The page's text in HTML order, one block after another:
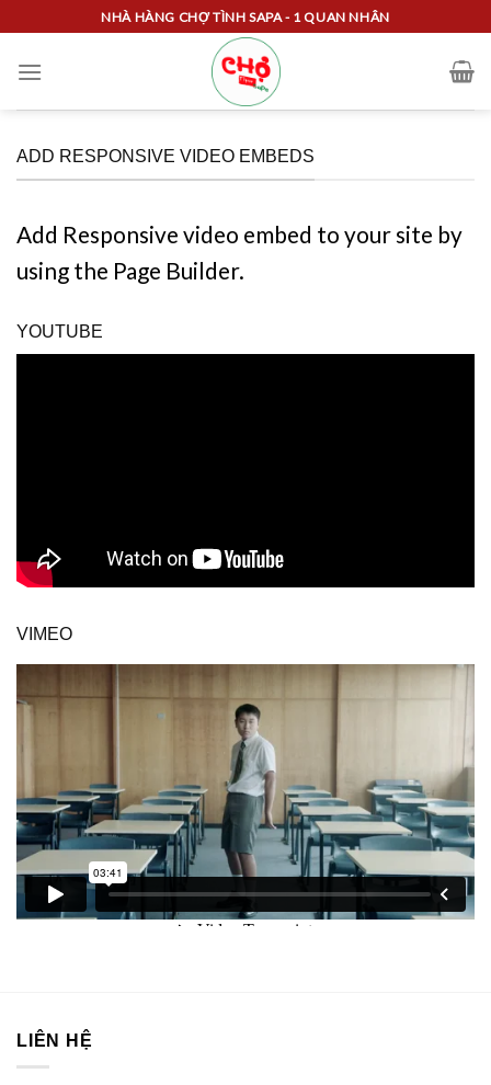
content
NHÀ HÀNG CHỢ TÌNH SAPA - 1 QUAN NHÂN
ADD RESPONSIVE VIDEO EMBEDS
Add Responsive video embed to your site by
using the Page Builder.
YOUTUBE
VIMEO
LIÊN HỆ